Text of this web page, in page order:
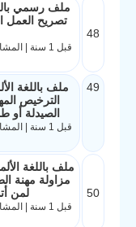
48
ملف رسمي
تصريح العمل
قبل 1 سنة | المشاهدات: 391 | الحجم: 219.3KB
49
ملف باللغة
الصيدلة أو
قبل 1 سنة | المشاهدات: 415 | الحجم: 208.2KB
50
ملف باللغة
مزاولة مهنة
لمن
قبل 1 سنة | المشاهدات: 680 | الحجم: 348.6KB